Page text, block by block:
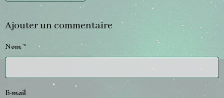
Ajouter un commentaire
Nom
E-mail